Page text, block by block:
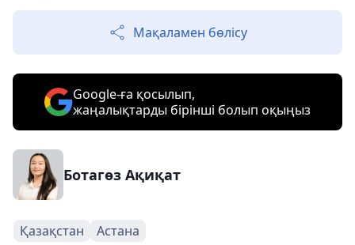
Мақаламен бөлісу
Google-ға қосылып,
жаңалықтарды бірінші болып оқыңыз
Ботагөз Ақиқат
Қазақстан Астана